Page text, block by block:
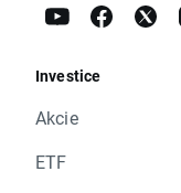
Investice
Akcie
ETF